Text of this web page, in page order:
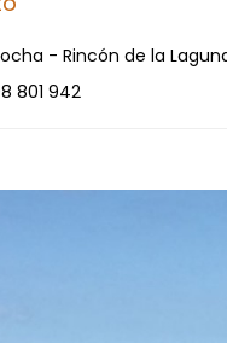
- Rincón de la
801 942